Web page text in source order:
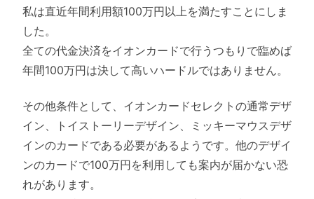
私は直近年間利用額100万円以上を満たすことにしま
した。
全ての代金決済をイオンカードで行うつもりで臨めば
年間100万円は決して高いハードルではありません。
その他条件として、イオンカードセレクトの通常デザ
イン、トイストーリーデザイン、ミッキーマウスデザ
インのカードである必要があるようです。他のデザイ
ンのカードで100万円を利用しても案内が届かない恐
れがあります。